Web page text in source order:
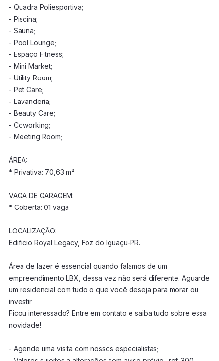
- Quadra Poliesportiva;
- Piscina;
- Sauna;
- Pool Lounge;
- Espaço Fitness;
- Mini Market;
- Utility Room;
- Pet Care;
- Lavanderia;
- Beauty Care;
- Coworking;
- Meeting Room;
ÁREA:
* Privativa: 70,63 m²
VAGA DE GARAGEM:
* Coberta: 01 vaga
LOCALIZAÇÃO:
Edifício Royal Legacy, Foz do Iguaçu-PR.
Área de lazer é essencial quando falamos de um
empreendimento LBX, dessa vez não será diferente. Aguarde
um residencial com tudo o que você deseja para morar ou
investir
Ficou interessado? Entre em contato e saiba tudo sobre essa
novidade!
- Agende uma visita com nossos especialistas;